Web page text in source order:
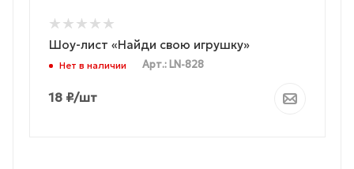
Шоу-лист «Найди свою игрушку»
Нет в наличии Арт.: LN-828
18 ₽/шт